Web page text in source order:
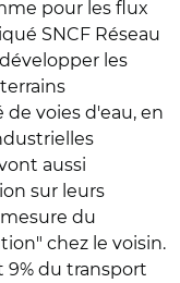
pour les flux
SNCF Réseau
les
de voies d'eau, en
aussi
sur leurs
du
chez le voisin.
9% du transport